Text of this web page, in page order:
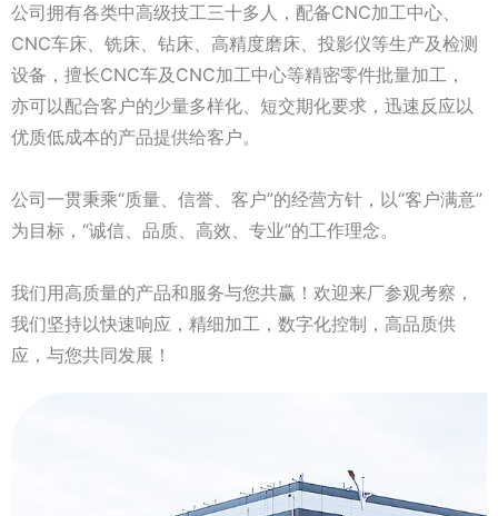
公司拥有各类中高级技工三十多人，配备CNC加工中心、
CNC车床、铣床、钻床、高精度磨床、投影仪等生产及检测
设备，擅长CNC车及CNC加工中心等精密零件批量加工，
亦可以配合客户的少量多样化、短交期化要求，迅速反应以
优质低成本的产品提供给客户。
公司一贯秉乘“质量、信誉、客户”的经营方针，以“客户满意”
为目标，“诚信、品质、高效、专业”的工作理念。
我们用高质量的产品和服务与您共赢！欢迎来厂参观考察，
我们坚持以快速响应，精细加工，数字化控制，高品质供
应，与您共同发展！